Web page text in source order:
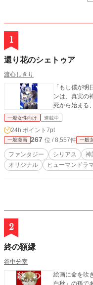
1
還り花のシェトゥア
渡心しきり
「もし僕が明日
ンは、真実の神
死から始まる
一般女性向け 連載中
24h.ポイント 7pt
一般漫画 267 位 / 8,557件 一般
ファンタジー シリアス 神
オリジナル
ヒューマンドラ
2
終の額縁
谷中分室
絵画に命を吹
白秋」の孫で